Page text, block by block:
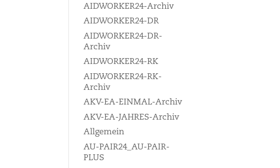
AIDWORKER24-Archiv
AIDWORKER24-DR
AIDWORKER24-DR-
Archiv
AIDWORKER24-RK
AIDWORKER24-RK-
Archiv
AKV-EA-EINMAL-Archiv
AKV-EA-JAHRES-Archiv
Allgemein
AU-PAIR24_AU-PAIR-
PLUS